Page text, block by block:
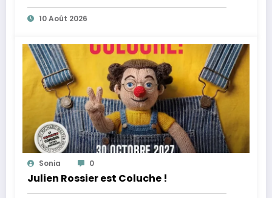
10 Août 2026
Sonia 0
Julien Rossier est Coluche !